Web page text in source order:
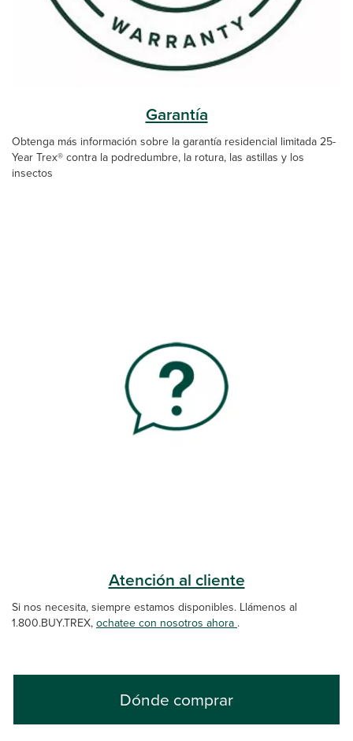
Garantía
Obtenga más información sobre la garantía residencial limitada 25-
Year Trex® contra la podredumbre, la rotura, las astillas y los
insectos
Atención al cliente
Si nos necesita, siempre estamos disponibles. Llámenos al
1.800.BUY.TREX, ochatee con nosotros ahora .
Dónde comprar